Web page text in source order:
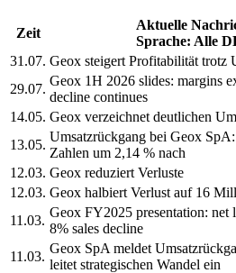
Zeit
Aktuelle
Sprache: Alle
31.07. Geox steigert Profitabilität trotz
29.07.
Geox 1H 2026 slides: margins
decline continues
14.05. Geox verzeichnet deutlichen
13.05.
Umsatzrückgang bei Geox SpA:
Zahlen um 2,14 % nach
12.03. Geox reduziert Verluste
12.03. Geox halbiert Verlust auf 16
11.03.
Geox FY2025 presentation: net
8% sales decline
11.03.
Geox SpA meldet
leitet strategischen Wandel ein